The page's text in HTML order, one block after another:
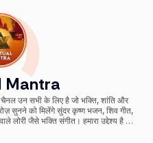
Mantra
उन सभी के लिए है जो भक्ति, शांति और
सुनने को मिलेंगे सुंदर कृष्ण भजन, शिव गीत,
संगीत। हमारा उद्देश्य है हर